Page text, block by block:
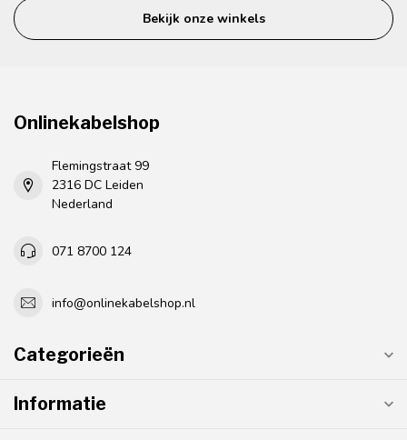
Bekijk onze winkels
Onlinekabelshop
Flemingstraat 99
2316 DC Leiden
Nederland
071 8700 124
info@onlinekabelshop.nl
Categorieën
Informatie